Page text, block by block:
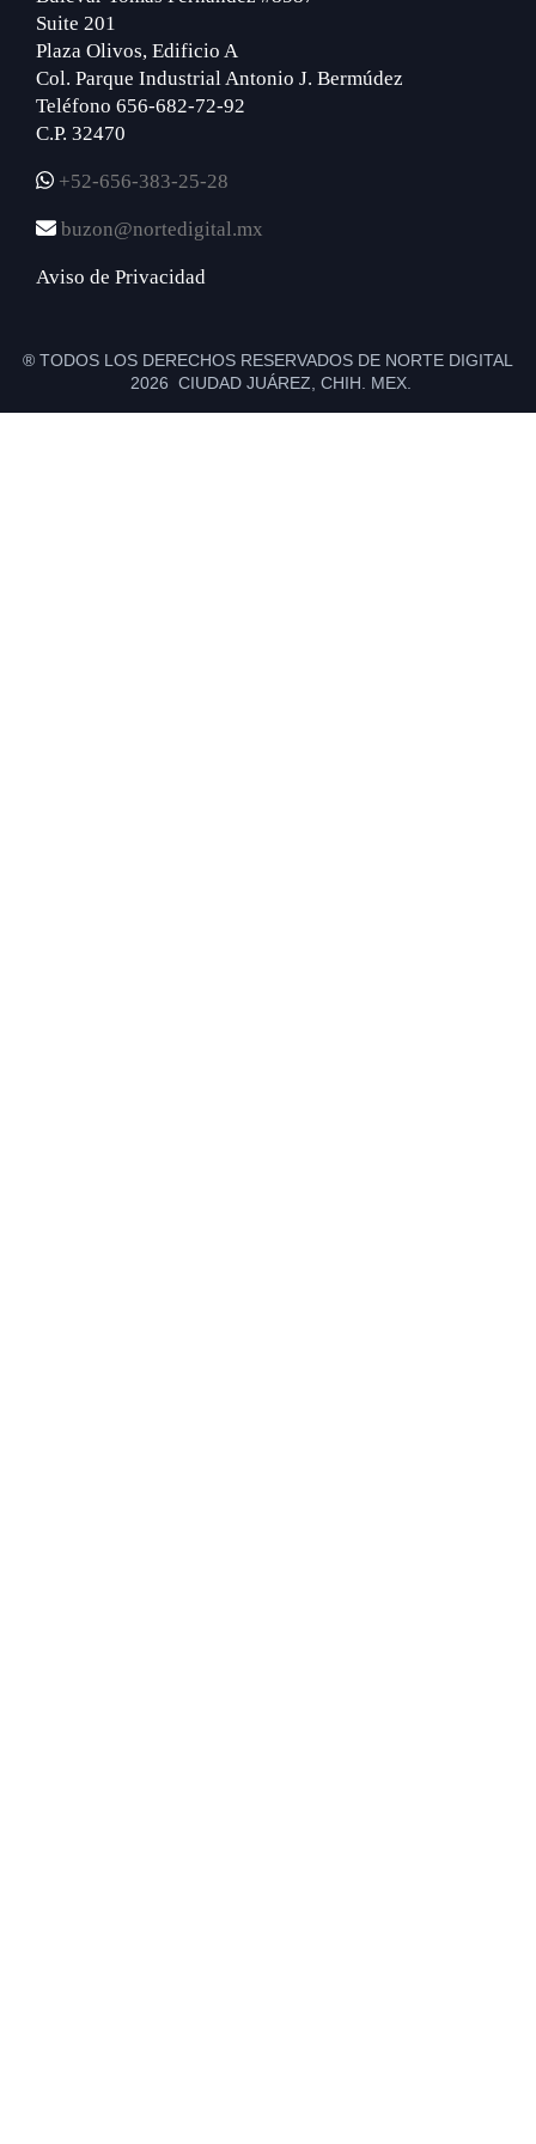
Suite 201
Plaza Olivos, Edificio A
Col. Parque Industrial Antonio J. Bermúdez
Teléfono 656-682-72-92
C.P. 32470
+52-656-383-25-28
buzon@nortedigital.mx
Aviso de Privacidad
® TODOS LOS DERECHOS RESERVADOS DE NORTE DIGITAL
2026 CIUDAD JUÁREZ, CHIH. MEX.